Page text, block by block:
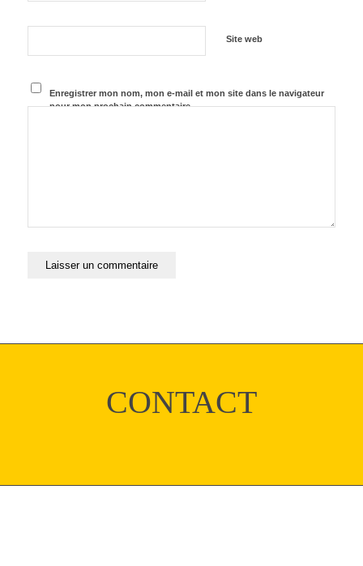
Site web
Enregistrer mon nom, mon e-mail et mon site dans le navigateur
pour mon prochain commentaire.
CONTACT